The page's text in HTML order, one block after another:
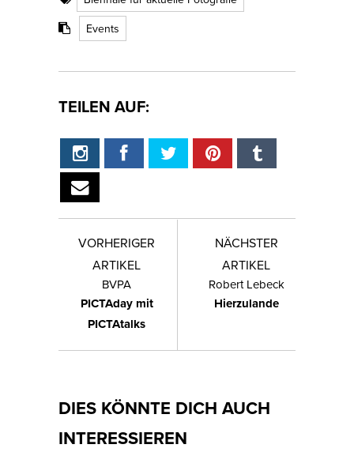
Events
TEILEN AUF:
VORHERIGER
ARTIKEL
BVPA
PICTAday mit
PICTAtalks
NÄCHSTER
ARTIKEL
Robert Lebeck
Hierzulande
DIES KÖNNTE DICH AUCH
INTERESSIEREN